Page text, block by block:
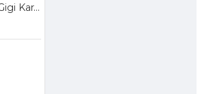
Penjepit Pasta Gigi Karakter - Tooth Paste Holder